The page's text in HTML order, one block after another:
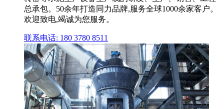
总承包。50余年打造同力品牌,服务全球1000余家客户。
欢迎致电,竭诚为您服务。
联系电话: 180 3780 8511